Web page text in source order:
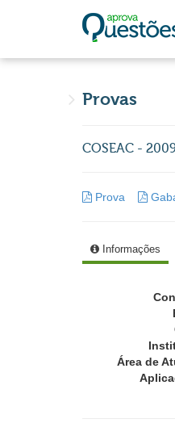
Provas
COSEAC -
Prova
Informações
Área de